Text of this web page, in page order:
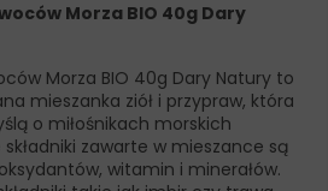
Morza BIO 40g Dary
Morza BIO 40g Dary Natury to
mieszanka ziół i przypraw, która
o miłośnikach morskich
zawarte w mieszance są
witamin i minerałów.